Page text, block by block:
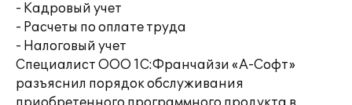
- Кадровый учет
- Расчеты по оплате труда
- Налоговый учет
Специалист ООО 1С:Франчайзи «А-Софт»
разъяснил порядок обслуживания